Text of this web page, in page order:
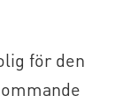
för den